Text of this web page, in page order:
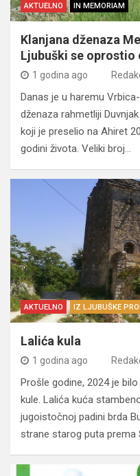
AKTUELNO IN MEMORIAM
Klanjana dženaza
Ljubuški se oprostio
1 godina ago
Danas je u haremu
dženaza rahmetliji
koji je preselio na Ahiret
godini života. Veliki broj…
AKTUELNO IZ LJUBUŠKE
Lalića kula
1 godina ago
Prošle godine, 2024 je
kule. Lalića kuća
jugoistočnoj padini brda
strane starog puta prema